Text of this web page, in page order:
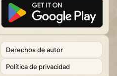
Derechos de autor
Política de privacidad